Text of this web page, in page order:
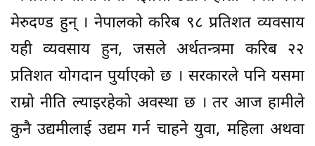
मेरुदण्ड हुन् । नेपालको करिब ९८ प्रतिशत व्यवसाय
यही व्यवसाय हुन, जसले अर्थतन्त्रमा करिब २२
प्रतिशत योगदान पुर्याएको छ । सरकारले पनि यसमा
राम्रो नीति ल्याइरहेको अवस्था छ । तर आज हामीले
कुनै उद्यमीलाई उद्यम गर्न चाहने युवा, महिला अथवा